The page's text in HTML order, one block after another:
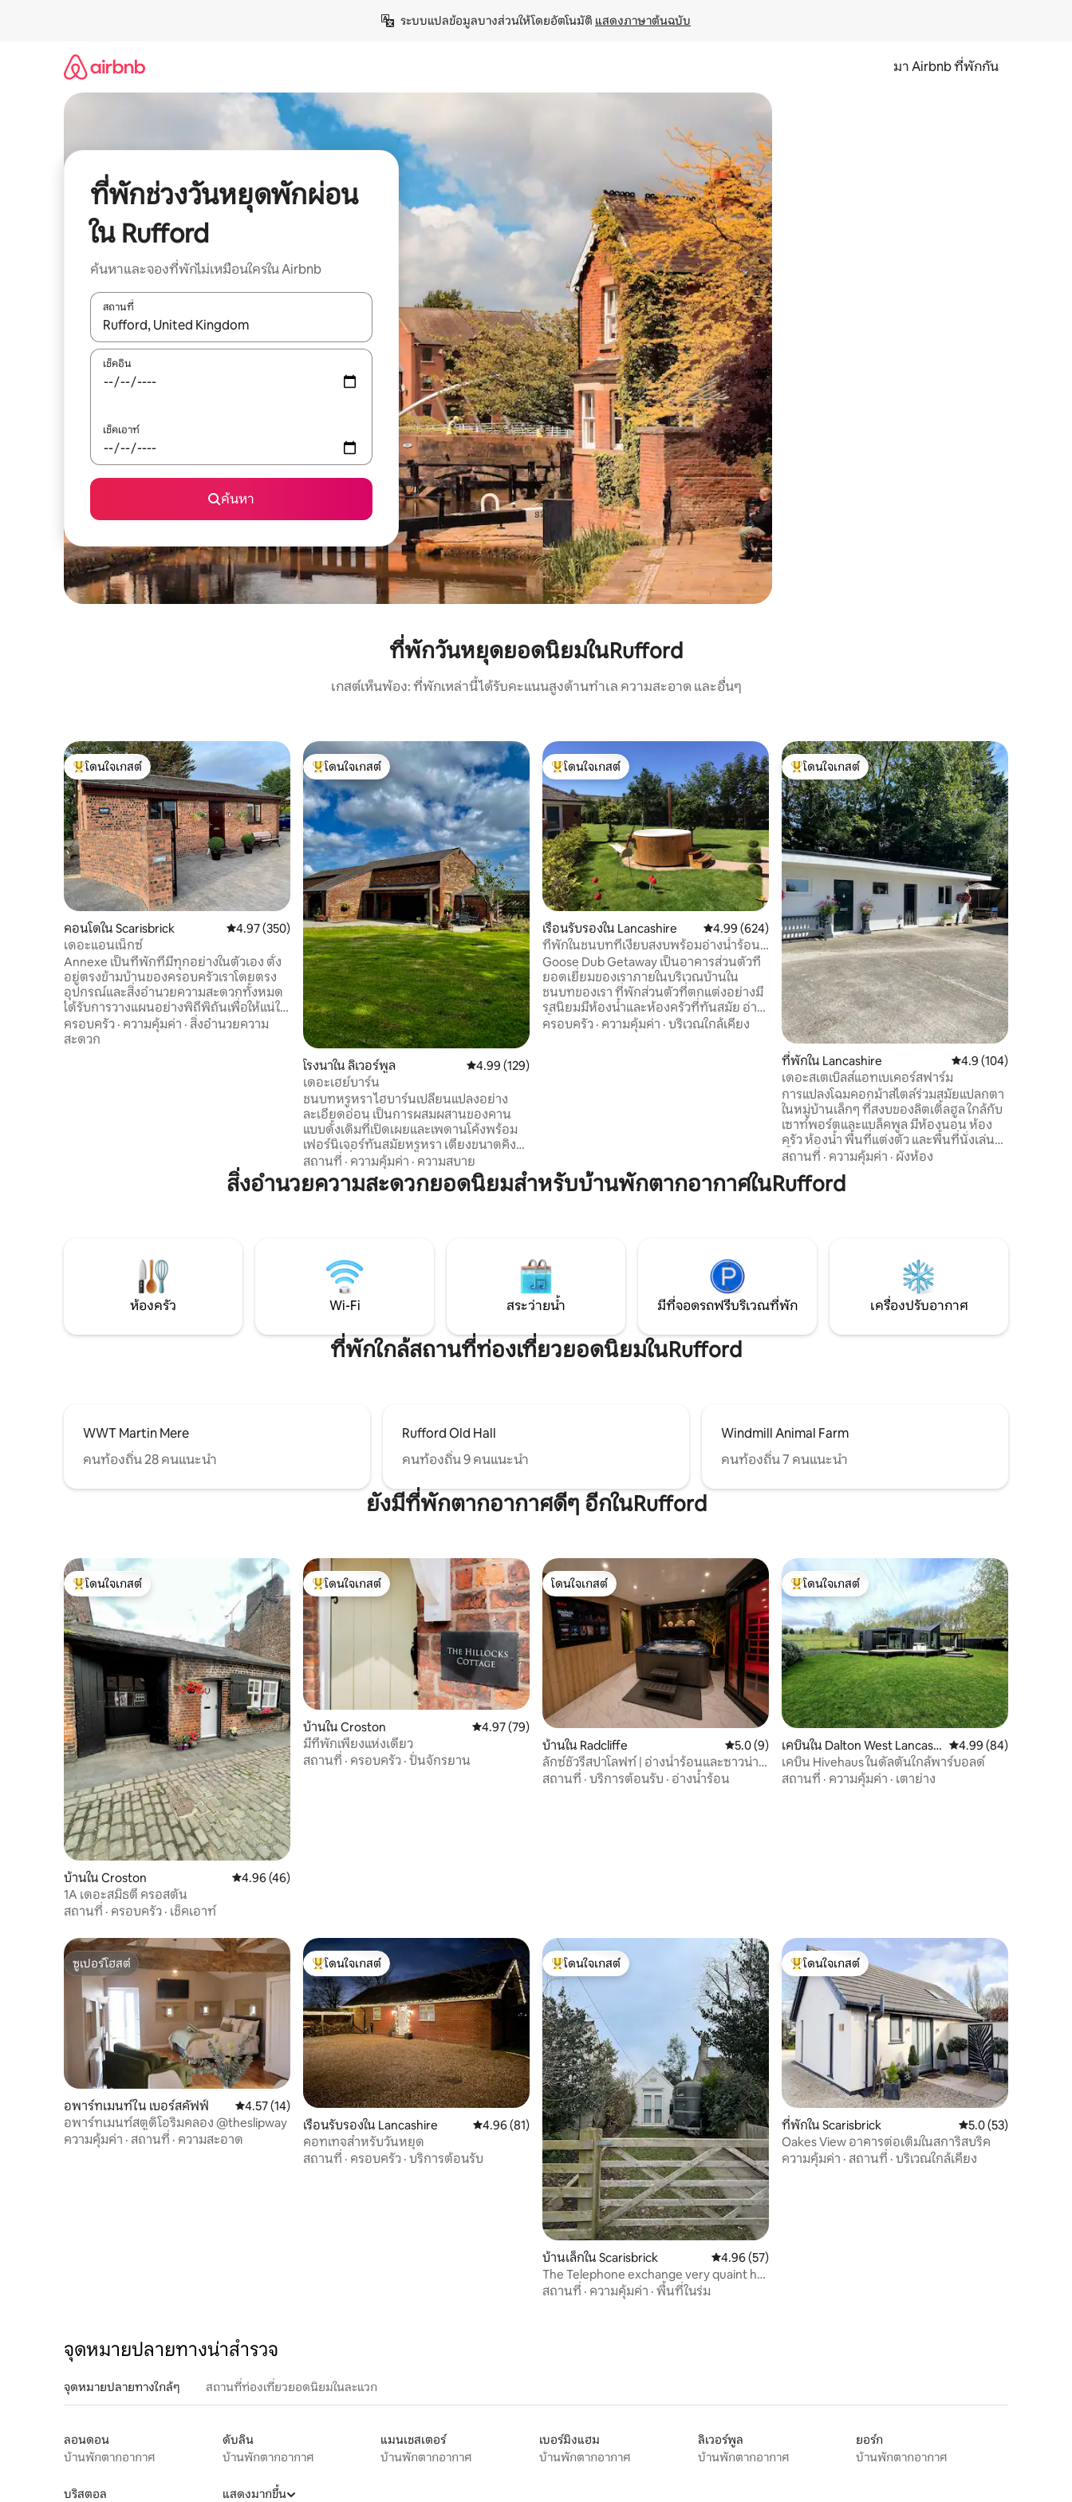
ระบบแปลข้อมูลบางส่วนให้โดยอัตโนมัติ แสดงภาษาต้นฉบับ
มา Airbnb ที่พักกัน
ที่พักช่วงวันหยุดพักผ่อน
ใน Rufford
ค้นหาและจองที่พักไม่เหมือนใครใน Airbnb
สถานที่
ใช้ลูกศรขึ้นลง หรือใช้การสัมผัสหรือปัด เพื่อสำรวจผลการค้นหา
เช็คอิน
เช็คเอาท์
ค้นหา
ที่พักวันหยุดยอดนิยมในRufford
เกสต์เห็นพ้อง: ที่พักเหล่านี้ได้รับคะแนนสูงด้านทำเล ความสะอาด และอื่นๆ
โดนใจเกสต์ที่สุด
โดนใจเกสต์
คอนโดใน Scarisbrick คะแนนเฉลี่ย 4.97 จาก 5, 350 รีวิว
4.97 (350)
เดอะแอนเน็กซ์
Annexe เป็นที่พักที่มีทุกอย่างในตัวเอง ตั้ง
อยู่ตรงข้ามบ้านของครอบครัวเราโดยตรง
อุปกรณ์และสิ่งอำนวยความสะดวกทั้งหมด
ได้รับการวางแผนอย่างพิถีพิถันเพื่อให้แน่ใจ
ว่าคุณจะได้รับความสะดวกสบายในการเข้า
พัก มีห้องนอนใหญ่แบบเตียงคู่ 1 ห้องพร้อม
ครอบครัว · ความคุ้มค่า · สิ่งอำนวยความ
สะดวก
โดนใจเกสต์ที่สุด
โดนใจเกสต์
โรงนาใน ลิเวอร์พูล คะแนนเฉลี่ย 4.99 จาก 5, 129 รีวิว
4.99 (129)
เดอะเฮย์บาร์น
ชนบทหรูหรา ไฮบาร์นเปลี่ยนแปลงอย่าง
ละเอียดอ่อน เป็นการผสมผสานของคาน
แบบดั้งเดิมที่เปิดเผยและเพดานโค้งพร้อม
เฟอร์นิเจอร์ทันสมัยหรูหรา เตียงขนาดคิง
ไซส์ และสิ่งอำนวยความสะดวก เรามีวิวและ
สวนของเขตอนุรักษ์ธรรมชาติแห่งชาติที่
กว้างขวาง เป็นสภาพแวดล้อมที่น่ารักและ
ทำเลที่เหมาะสำหรับไปครอสบีบีช สนาม
กอล์ฟฟอร์มบี้ การแข่งรถไอนทรี และ
ลิเวอร์พูล
สถานที่ · ความคุ้มค่า · ความสบาย
โดนใจเกสต์ที่สุด
โดนใจเกสต์
เรือนรับรองใน Lancashire คะแนนเฉลี่ย 4.99 จาก 5, 624 รีวิว
4.99 (624)
ที่พักในชนบทที่เงียบสงบพร้อมอ่างน้ำร้อน
สไตล์สวีเดน
Goose Dub Getaway เป็นอาคารส่วนตัวที่
ยอดเยี่ยมของเราภายในบริเวณบ้านใน
ชนบทของเรา ที่พักส่วนตัวที่ตกแต่งอย่างมี
รสนิยมมีห้องน้ำและห้องครัวที่ทันสมัย อ่าง
น้ำร้อนสไตล์สวีเดนของเราได้รับความร้อน
ผ่านเตาเผาไม้ไม่มีไฟฟ้าไม่มีฟองอากาศ
ครอบครัว · ความคุ้มค่า · บริเวณใกล้เคียง
โดนใจเกสต์ที่สุด
โดนใจเกสต์
ที่พักใน Lancashire คะแนนเฉลี่ย 4.9 จาก
4.9 (104)
เดอะสเตเบิลส์แอทเบเคอร์สฟาร์ม
การแปลงโฉมคอกม้าสไตล์ร่วมสมัยแปลกตา
ในหมู่บ้านเล็กๆ ที่สงบของลิตเติ้ลฮูล ใกล้กับ
เซาท์พอร์ตและแบล็คพูล มีห้องนอน ห้อง
ครัว ห้องน้ำ พื้นที่แต่งตัว และพื้นที่นั่งเล่น
ตั้งอยู่ในบริเวณบ้านของครอบครัวเรา ใกล้
กับร้านค้า ผับ และร้านอาหาร ที่พักที่
สมบูรณ์แบบในการสำรวจแลนคาเชียร์และ
พระอาทิตย์ตกที่น่าตื่นตาตื่นใจ โปรดทราบ
ว่ามีการก่อสร้างอยู่ถัดไป
สถานที่ · ความคุ้มค่า · ผังห้อง
สิ่งอำนวยความสะดวกยอดนิยมสำหรับบ้านพักตากอากาศในRufford
ห้องครัว Wi-Fi สระว่ายน้ำ มีที่จอดรถฟรีบริเวณที่พัก เครื่องปรับอากาศ
ที่พักใกล้สถานที่ท่องเที่ยวยอดนิยมในRufford
WWT Martin Mere
คนท้องถิ่น 28 คนแนะนำ
Rufford Old Hall
คนท้องถิ่น 9 คนแนะนำ
Windmill Animal Farm
คนท้องถิ่น 7 คนแนะนำ
ยังมีที่พักตากอากาศดีๆ อีกในRufford
โดนใจเกสต์ที่สุด
โดนใจเกสต์
บ้านใน Croston คะแนนเฉลี่ย 4.96 จาก 5, 46 รีวิว
4.96 (46)
1A เดอะสมิธตี้ ครอสตัน
สถานที่ · ครอบครัว · เช็คเอาท์
โดนใจเกสต์ที่สุด
โดนใจเกสต์
บ้านใน Croston คะแนนเฉลี่ย 4.97 จาก 5, 79 รีวิว
4.97 (79)
มีที่พักเพียงแห่งเดียว
สถานที่ · ครอบครัว · ปั่นจักรยาน
โดนใจเกสต์
โดนใจเกสต์
บ้านใน Radcliffe คะแนนเฉลี่ย 5.0 จาก 5, 9 รีวิว
5.0 (9)
ลักซ์ชัวรีสปาโลฟท์ | อ่างน้ำร้อนและซาวน่า
ส่วนตัวในห้องพัก
สถานที่ · บริการต้อนรับ · อ่างน้ำร้อน
โดนใจเกสต์ที่สุด
โดนใจเกสต์
เคบินใน Dalton West Lancashi
re
คะแนนเฉลี่ย 4.99 จาก
4.99 (84)
เคบิน Hivehaus ในดัลตันใกล้พาร์บอลด์
สถานที่ · ความคุ้มค่า · เตาย่าง
ซูเปอร์โฮสต์
ซูเปอร์โฮสต์
อพาร์ทเมนท์ใน เบอร์สคัฟฟ์ คะแนนเฉลี่ย 4.57 จาก 5, 14 รีวิว
4.57 (14)
อพาร์ทเมนท์สตูดิโอริมคลอง @theslipway
ความคุ้มค่า · สถานที่ · ความสะอาด
โดนใจเกสต์ที่สุด
โดนใจเกสต์
เรือนรับรองใน Lancashire คะแนนเฉลี่ย 4.96 จาก 5, 81 รีวิว
4.96 (81)
คอทเทจสำหรับวันหยุด
สถานที่ · ครอบครัว · บริการต้อนรับ
โดนใจเกสต์ที่สุด
โดนใจเกสต์
บ้านเล็กใน Scarisbrick คะแนนเฉลี่ย 4.96 จาก 5, 57 รีวิว
4.96 (57)
The Telephone exchange very quaint hot
tub stay
สถานที่ · ความคุ้มค่า · พื้นที่ในร่ม
โดนใจเกสต์ที่สุด
โดนใจเกสต์
ที่พักใน Scarisbrick คะแนนเฉลี่ย 5.0 จาก
5.0 (53)
Oakes View อาคารต่อเติมในสการิสบริค
ความคุ้มค่า · สถานที่ · บริเวณใกล้เคียง
จุดหมายปลายทางน่าสำรวจ
จุดหมายปลายทางใกล้ๆ สถานที่ท่องเที่ยวยอดนิยมในละแวก
ลอนดอน
บ้านพักตากอากาศ
ดับลิน
บ้านพักตากอากาศ
แมนเชสเตอร์
บ้านพักตากอากาศ
เบอร์มิงแฮม
บ้านพักตากอากาศ
ลิเวอร์พูล
บ้านพักตากอากาศ
ยอร์ก
บ้านพักตากอากาศ
บริสตอล แสดงมากขึ้น